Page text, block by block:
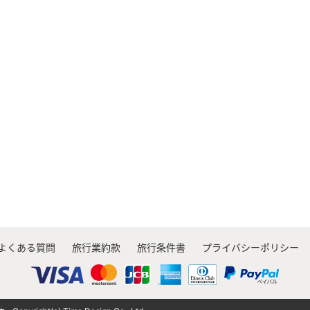
くある質問 旅行業約款 旅行条件書 プライバシーポリシー